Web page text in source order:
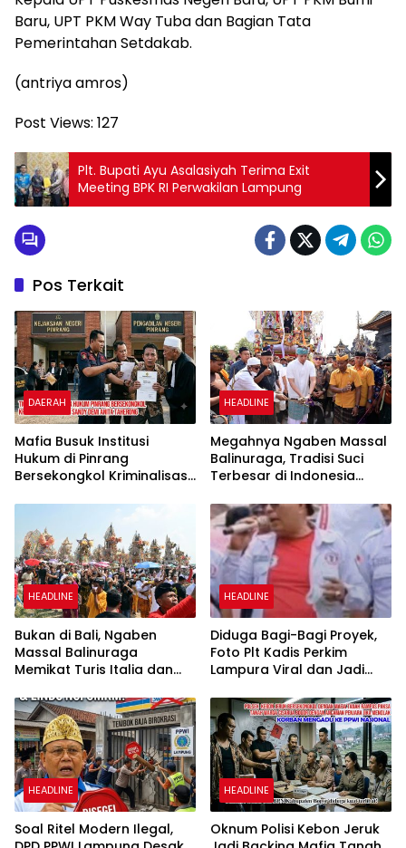
Baru, UPT PKM Way Tuba dan Bagian Tata
Pemerintahan Setdakab.
(antriya amros)
Post Views: 127
Plt. Bupati Ayu Asalasiyah Terima Exit
Meeting BPK RI Perwakilan Lampung
Pos Terkait
DAERAH
Mafia Busuk Institusi
Hukum di Pinrang
Bersekongkol Kriminalisasi
HEADLINE
Megahnya Ngaben Massal
Balinuraga, Tradisi Suci
Terbesar di Indonesia
dan Merekatkan Ikatan
Keluarga
HEADLINE
Bukan di Bali, Ngaben
Massal Balinuraga
Memikat Turis Italia dan
HEADLINE
Diduga Bagi-Bagi Proyek,
Foto Plt Kadis Perkim
Lampura Viral dan Jadi
Netizen
HEADLINE
Soal Ritel Modern Ilegal,
HEADLINE
Oknum Polisi Kebon Jeruk